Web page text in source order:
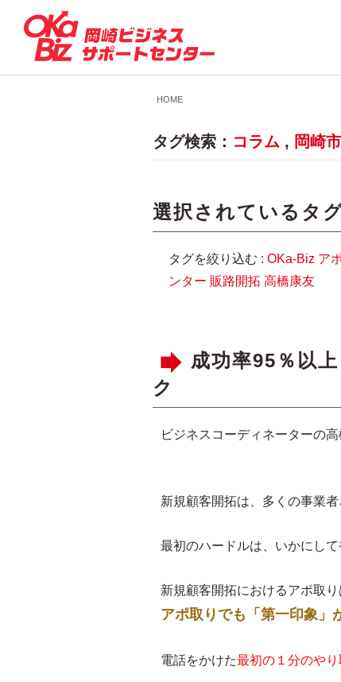
HOME
タグ検索： コラム , 岡崎市
選択されているタ
タグを絞り込む : OKa-Biz ア
ンター 販路開拓 高橋康友
成功率95％以
ク
ビジネスコーディネーターの高
新規顧客開拓は、多くの事業
最初のハードルは、いかにし
新規顧客開拓におけるアポ取
アポ取りでも「第一印象」
電話をかけた最初の１分のや